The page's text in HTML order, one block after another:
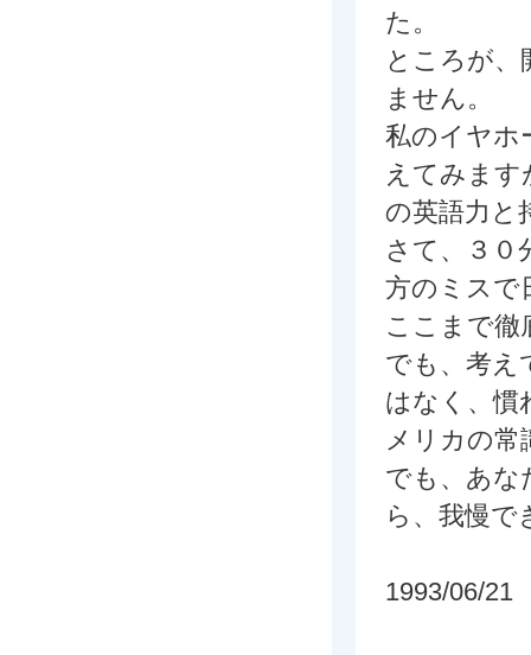
た。
ところが、
ません。
私のイヤホ
えてみま
の英語力と
さて、３０
方のミスで
ここまで徹
でも、考え
はなく、慣
メリカの常
でも、あな
ら、我慢で
1993/06/21